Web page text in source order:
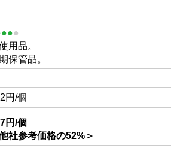
●
用品。
保管品。
円/個
円/個
社参考価格の52%＞